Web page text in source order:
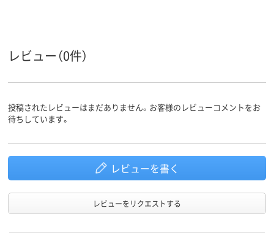
レビュー（0件）
投稿されたレビューはまだありません。お客様のレビューコメントをお
待ちしています。
レビューを書く
レビューをリクエストする